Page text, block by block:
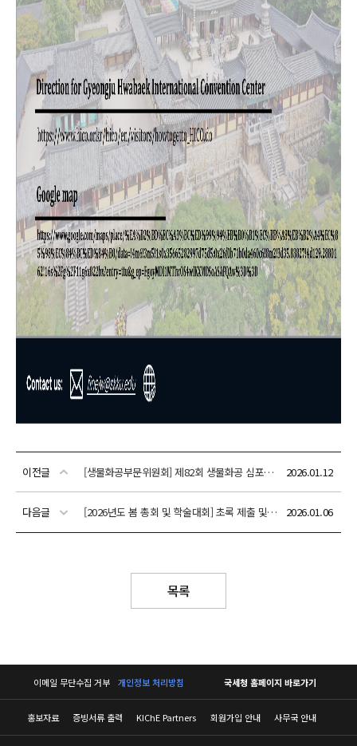
이전글 [생물화공부문위원회] 제82회 생물화공 심포지엄: 글로벌 헬스 혁신을 위한 AI 기반 바이오/신약 발굴과 설계 2026.01.12
다음글 [2026년도 봄 총회 및 학술대회] 초록 제출 및 사전등록 안내 2026.01.06
목록
이메일 무단수집 거부 개인정보 처리방침 국세청 홈페이지 바로가기
홍보자료 증빙서류 출력 KIChE Partners 회원가입 안내 사무국 안내